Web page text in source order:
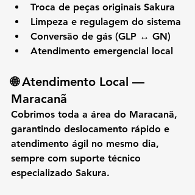
Troca de peças originais Sakura
Limpeza e regulagem do sistema
Conversão de gás (GLP ↔ GN)
Atendimento emergencial local
🌐 Atendimento Local —
Maracanã
Cobrimos toda a área do Maracanã,
garantindo deslocamento rápido e
atendimento ágil no mesmo dia,
sempre com suporte técnico
especializado Sakura.